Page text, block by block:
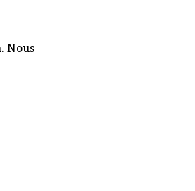
Nous